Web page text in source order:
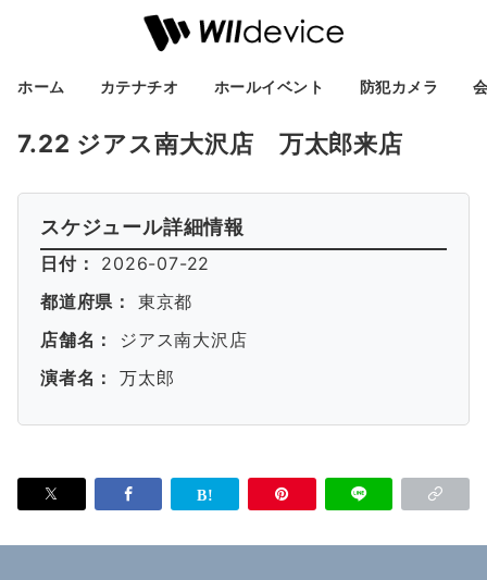
ホーム カテナチオ ホールイベント 防犯カメラ
7.22 ジアス南大沢店 万太郎来店
スケジュール詳細情報
日付：
2026-07-22
都道府県：
東京都
店舗名：
ジアス南大沢店
演者名：
万太郎